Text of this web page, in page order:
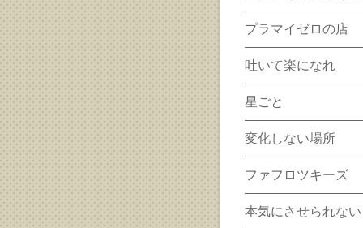
プラマイゼロの店
吐いて楽になれ
星ごと
変化しない場所
ファフロツキーズ
本気にさせられない